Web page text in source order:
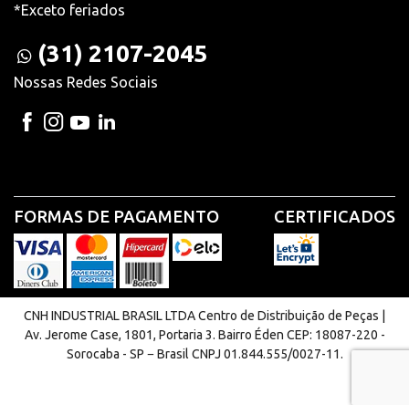
*Exceto feriados
(31) 2107-2045
Nossas Redes Sociais
FORMAS DE PAGAMENTO CERTIFICADOS
CNH INDUSTRIAL BRASIL LTDA Centro de Distribuição de Peças |
Av. Jerome Case, 1801, Portaria 3. Bairro Éden CEP: 18087-220 -
Sorocaba - SP − Brasil CNPJ 01.844.555/0027-11.